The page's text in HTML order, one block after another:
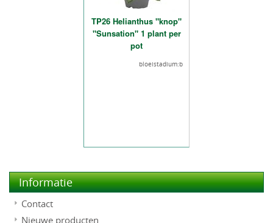
TP26 Helianthus "knop"
"Sunsation" 1 plant per
pot
bloeistadium:b
Informatie
Contact
Nieuwe producten